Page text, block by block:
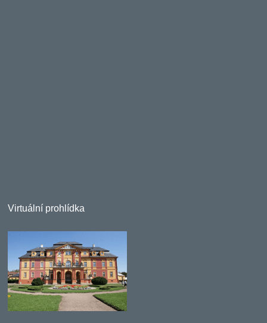
Virtuální prohlídka